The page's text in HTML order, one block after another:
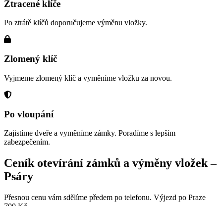
Ztracené klíče
Po ztrátě klíčů doporučujeme výměnu vložky.
Zlomený klíč
Vyjmeme zlomený klíč a vyměníme vložku za novou.
Po vloupání
Zajistíme dveře a vyměníme zámky. Poradíme s lepším
zabezpečením.
Ceník otevírání zámků a výměny vložek –
Psáry
Přesnou cenu vám sdělíme předem po telefonu. Výjezd po Praze